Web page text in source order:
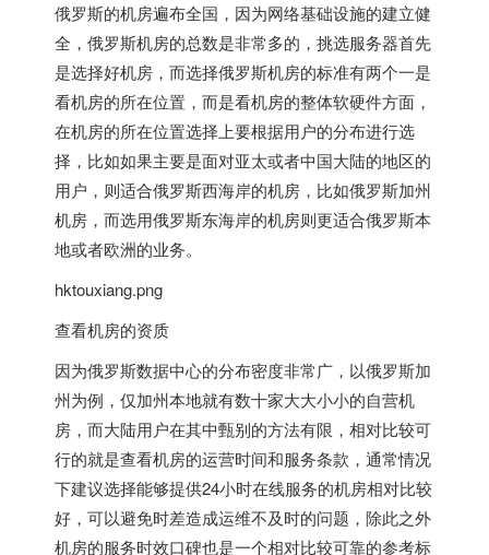
俄罗斯的机房遍布全国，因为网络基础设施的建立健
全，俄罗斯机房的总数是非常多的，挑选服务器首先
是选择好机房，而选择俄罗斯机房的标准有两个一是
看机房的所在位置，而是看机房的整体软硬件方面，
在机房的所在位置选择上要根据用户的分布进行选
择，比如如果主要是面对亚太或者中国大陆的地区的
用户，则适合俄罗斯西海岸的机房，比如俄罗斯加州
机房，而选用俄罗斯东海岸的机房则更适合俄罗斯本
地或者欧洲的业务。
hktouxiang.png
查看机房的资质
因为俄罗斯数据中心的分布密度非常广，以俄罗斯加
州为例，仅加州本地就有数十家大大小小的自营机
房，而大陆用户在其中甄别的方法有限，相对比较可
行的就是查看机房的运营时间和服务条款，通常情况
下建议选择能够提供24小时在线服务的机房相对比较
好，可以避免时差造成运维不及时的问题，除此之外
机房的服务时效口碑也是一个相对比较可靠的参考标